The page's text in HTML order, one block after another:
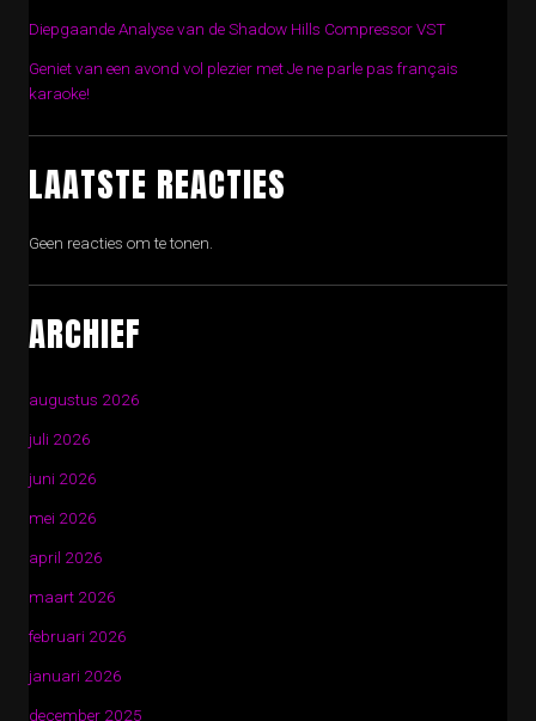
Diepgaande Analyse van de Shadow Hills Compressor VST
Geniet van een avond vol plezier met Je ne parle pas français
karaoke!
LAATSTE REACTIES
Geen reacties om te tonen.
ARCHIEF
augustus 2026
juli 2026
juni 2026
mei 2026
april 2026
maart 2026
februari 2026
januari 2026
december 2025